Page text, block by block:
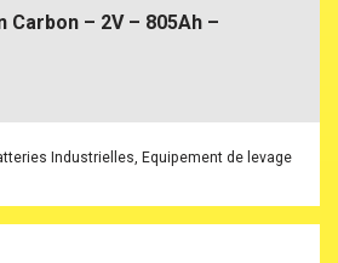
– 2V – 805Ah –
Industrielles Equipement de levage